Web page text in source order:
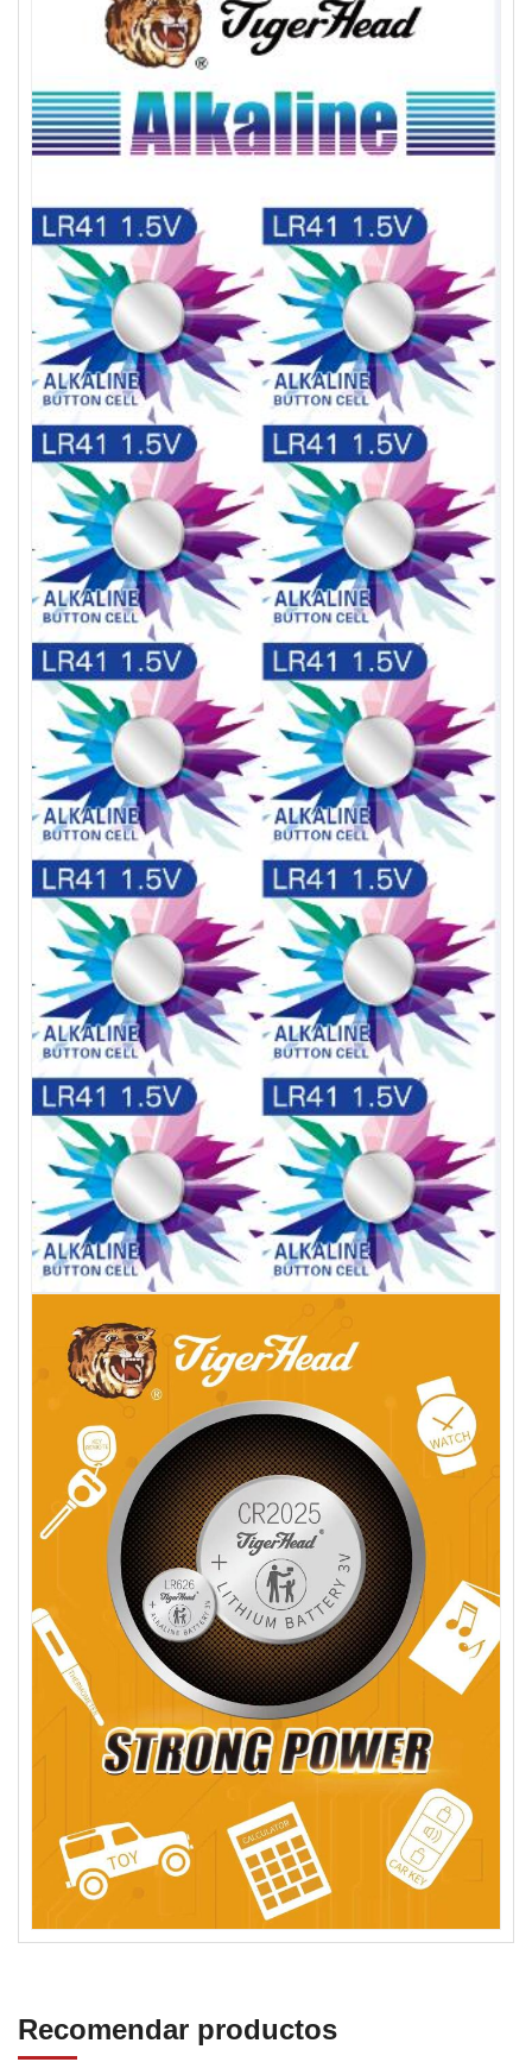
Recomendar productos